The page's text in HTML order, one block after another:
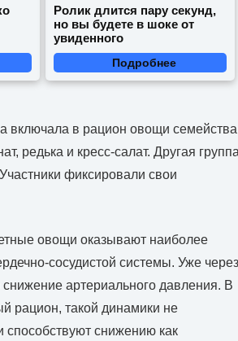
Ролик длится пару секунд,
но вы будете в шоке от
увиденного
Подробнее
включала в рацион овощи семейства
редька и кресс-салат. Другая группа
фиксировали свои
овощи оказывают наиболее
сосудистой системы. Уже через
артериального давления. В
рацион, такой динамики не
способствуют снижению как